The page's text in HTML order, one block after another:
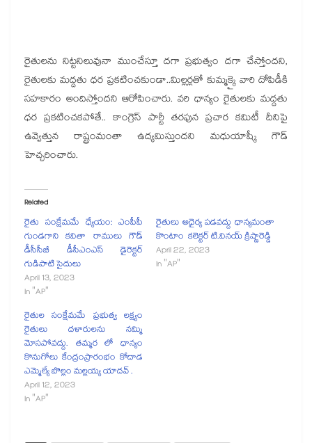
రైతులను నిట్టనిలువునా ముంచేస్తూ దగా ప్రభుత్వం దగా చేస్తోందని,
రైతులకు మద్దతు ధర ప్రకటించకుండా..మిల్లర్లతో కుమ్మక్కై వారి దోపిడీకి
సహకారం అందిస్తోందని ఆరోపించారు. వరి ధాన్యం రైతులకు మద్దతు
ధర ప్రకటించకపోతే.. కాంగ్రెస్ పార్టీ తరఫున ప్రచార కమిటీ దీనిపై
ఉవ్వెత్తున రాష్ట్రంమంతా ఉద్యమిస్తుందని మధుయాష్కీ గౌడ్
హెచ్చరించారు.
Related
రైతు సంక్షేమమే ధ్యేయం: ఎంపీపీ
గుండగాని కవితా రాములు గౌడ్
డీసీసీబీ డీసీఎంఎస్ డైరెక్టర్
గుడిపాటి సైదులు
April 13, 2023
In "AP"
రైతులు అధైర్య పడవద్దు ధాన్యమంతా
కొంటాం కలెక్టర్ టి.వినయ్ క్రిష్ణారెడ్డి
April 22, 2023
In "AP"
రైతుల సంక్షేమమే ప్రభుత్వ లక్ష్యం
రైతులు దళారులను నమ్మి
మోసపోవద్దు. తమ్మర లో ధాన్యం
కొనుగోలు కేంద్రంప్రారంభం కోదాడ
ఎమ్మెల్యే బొల్లం మల్లయ్య యాదవ్ .
April 12, 2023
In "AP"